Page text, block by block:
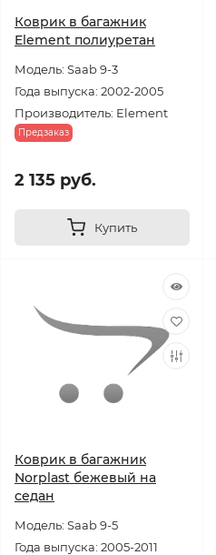
Коврик в багажник
Element полиуретан
Модель: Saab 9-3
Года выпуска: 2002-2005
Производитель: Element
Предзаказ
2 135 руб.
Купить
Коврик в багажник
Norplast бежевый на
седан
Модель: Saab 9-5
Года выпуска: 2005-2011